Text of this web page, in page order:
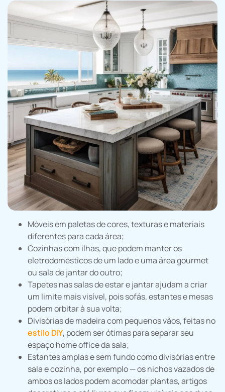
Móveis em paletas de cores, texturas e materiais
diferentes para cada área;
Cozinhas com ilhas, que podem manter os
eletrodomésticos de um lado e uma área gourmet
ou sala de jantar do outro;
Tapetes nas salas de estar e jantar ajudam a criar
um limite mais visível, pois sofás, estantes e mesas
podem orbitar à sua volta;
Divisórias de madeira com pequenos vãos, feitas no
estilo DIY, podem ser ótimas para separar seu
espaço home office da sala;
Estantes amplas e sem fundo como divisórias entre
sala e cozinha, por exemplo — os nichos vazados de
ambos os lados podem acomodar plantas, artigos